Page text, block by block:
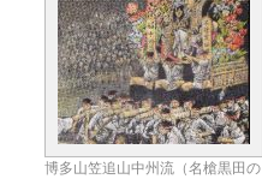
博多山笠追山中州流（名槍黒田の